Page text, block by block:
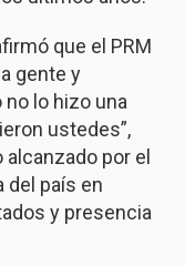
que el PRM
gente y
lo hizo una
ustedes”,
por el
del país en
y presencia